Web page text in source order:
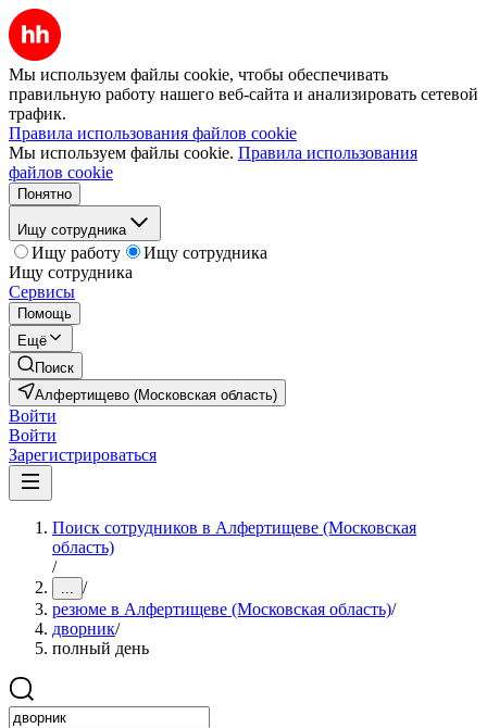
Мы используем файлы cookie, чтобы обеспечивать
правильную работу нашего веб-сайта и анализировать сетевой
трафик.
Правила использования файлов cookie
Мы используем файлы cookie. Правила использования
файлов cookie
Понятно
Ищу сотрудника
Ищу работу
Ищу сотрудника
Ищу сотрудника
Сервисы
Помощь
Ещё
Поиск
Алфертищево (Московская область)
Войти
Войти
Зарегистрироваться
Поиск сотрудников в Алфертищеве (Московская
область)
/
... /
резюме в Алфертищеве (Московская область)/
дворник/
полный день